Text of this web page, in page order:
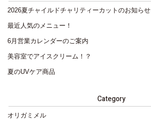
2026夏チャイルドチャリティーカットのお知らせ
最近人気のメニュー！
6月営業カレンダーのご案内
美容室でアイスクリーム！？
夏のUVケア商品
Category
オリガミメル